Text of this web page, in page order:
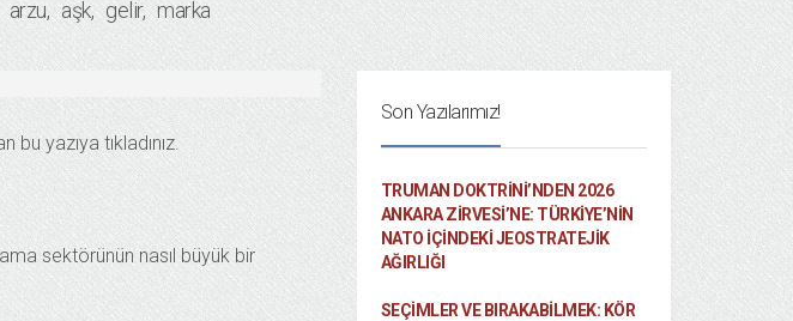
arzu aşk gelir marka
yazıya tıkladınız.
sektörünün nasıl büyük bir
Son Yazılarımız!
TRUMAN DOKTRINI’NDEN 2026
ANKARA ZIRVESI’NE: TÜRKIYE’NIN
NATO İÇINDEKI JEOSTRATEJIK
AĞIRLIĞI
SEÇIMLER VE BIRAKABILMEK: KÖR